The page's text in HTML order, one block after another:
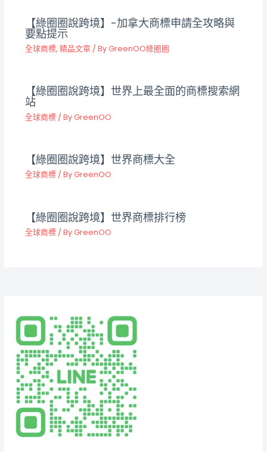
【綠圈圈說跨境】-加拿大商標申請全攻略與
要點提示
全球商標, 精品文章 / ByGreenOO綠圈圈
【綠圈圈說跨境】世界上最全面的商標搜索網
站
全球商標 / ByGreenOO
【綠圈圈說跨境】世界商標大全
全球商標 / ByGreenOO
【綠圈圈說跨境】世界商標排行榜
全球商標 / ByGreenOO